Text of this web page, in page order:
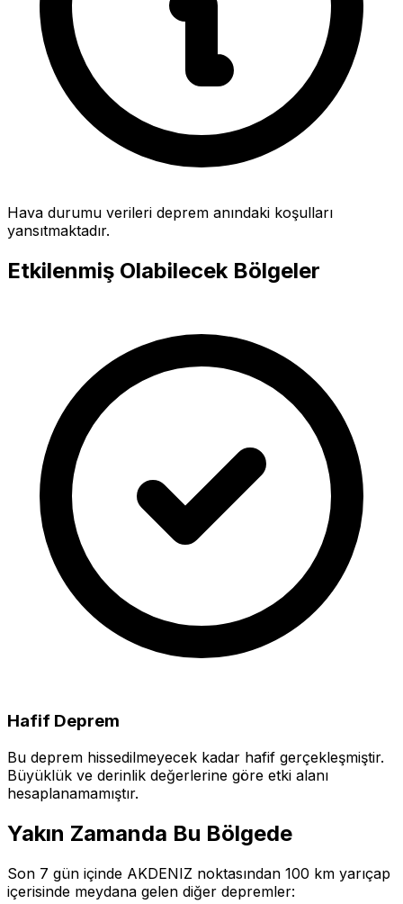
Hava durumu verileri deprem anındaki koşulları
yansıtmaktadır.
Etkilenmiş Olabilecek Bölgeler
Hafif Deprem
Bu deprem hissedilmeyecek kadar hafif gerçekleşmiştir.
Büyüklük ve derinlik değerlerine göre etki alanı
hesaplanamamıştır.
Yakın Zamanda Bu Bölgede
Son 7 gün içinde AKDENIZ noktasından 100 km yarıçap
içerisinde meydana gelen diğer depremler: